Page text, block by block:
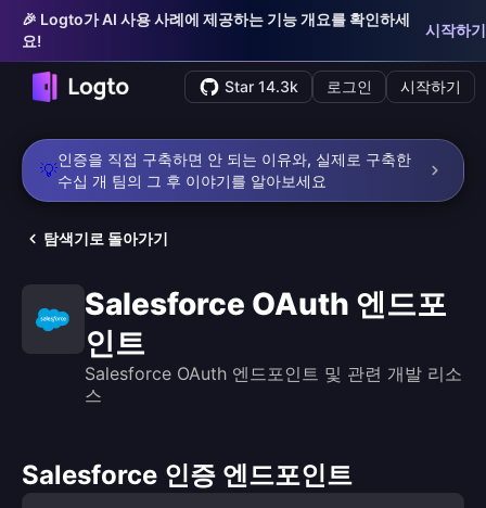
🎉 Logto가 AI 사용 사례에 제공하는 기능 개요를 확인하세
요!
시작하기
Star 14.3k 로그인 시작하기
💡
인증을 직접 구축하면 안 되는 이유와, 실제로 구축한
수십 개 팀의 그 후 이야기를 알아보세요
탐색기로 돌아가기
Salesforce OAuth 엔드포
인트
Salesforce OAuth 엔드포인트 및 관련 개발 리소
스
Salesforce 인증 엔드포인트